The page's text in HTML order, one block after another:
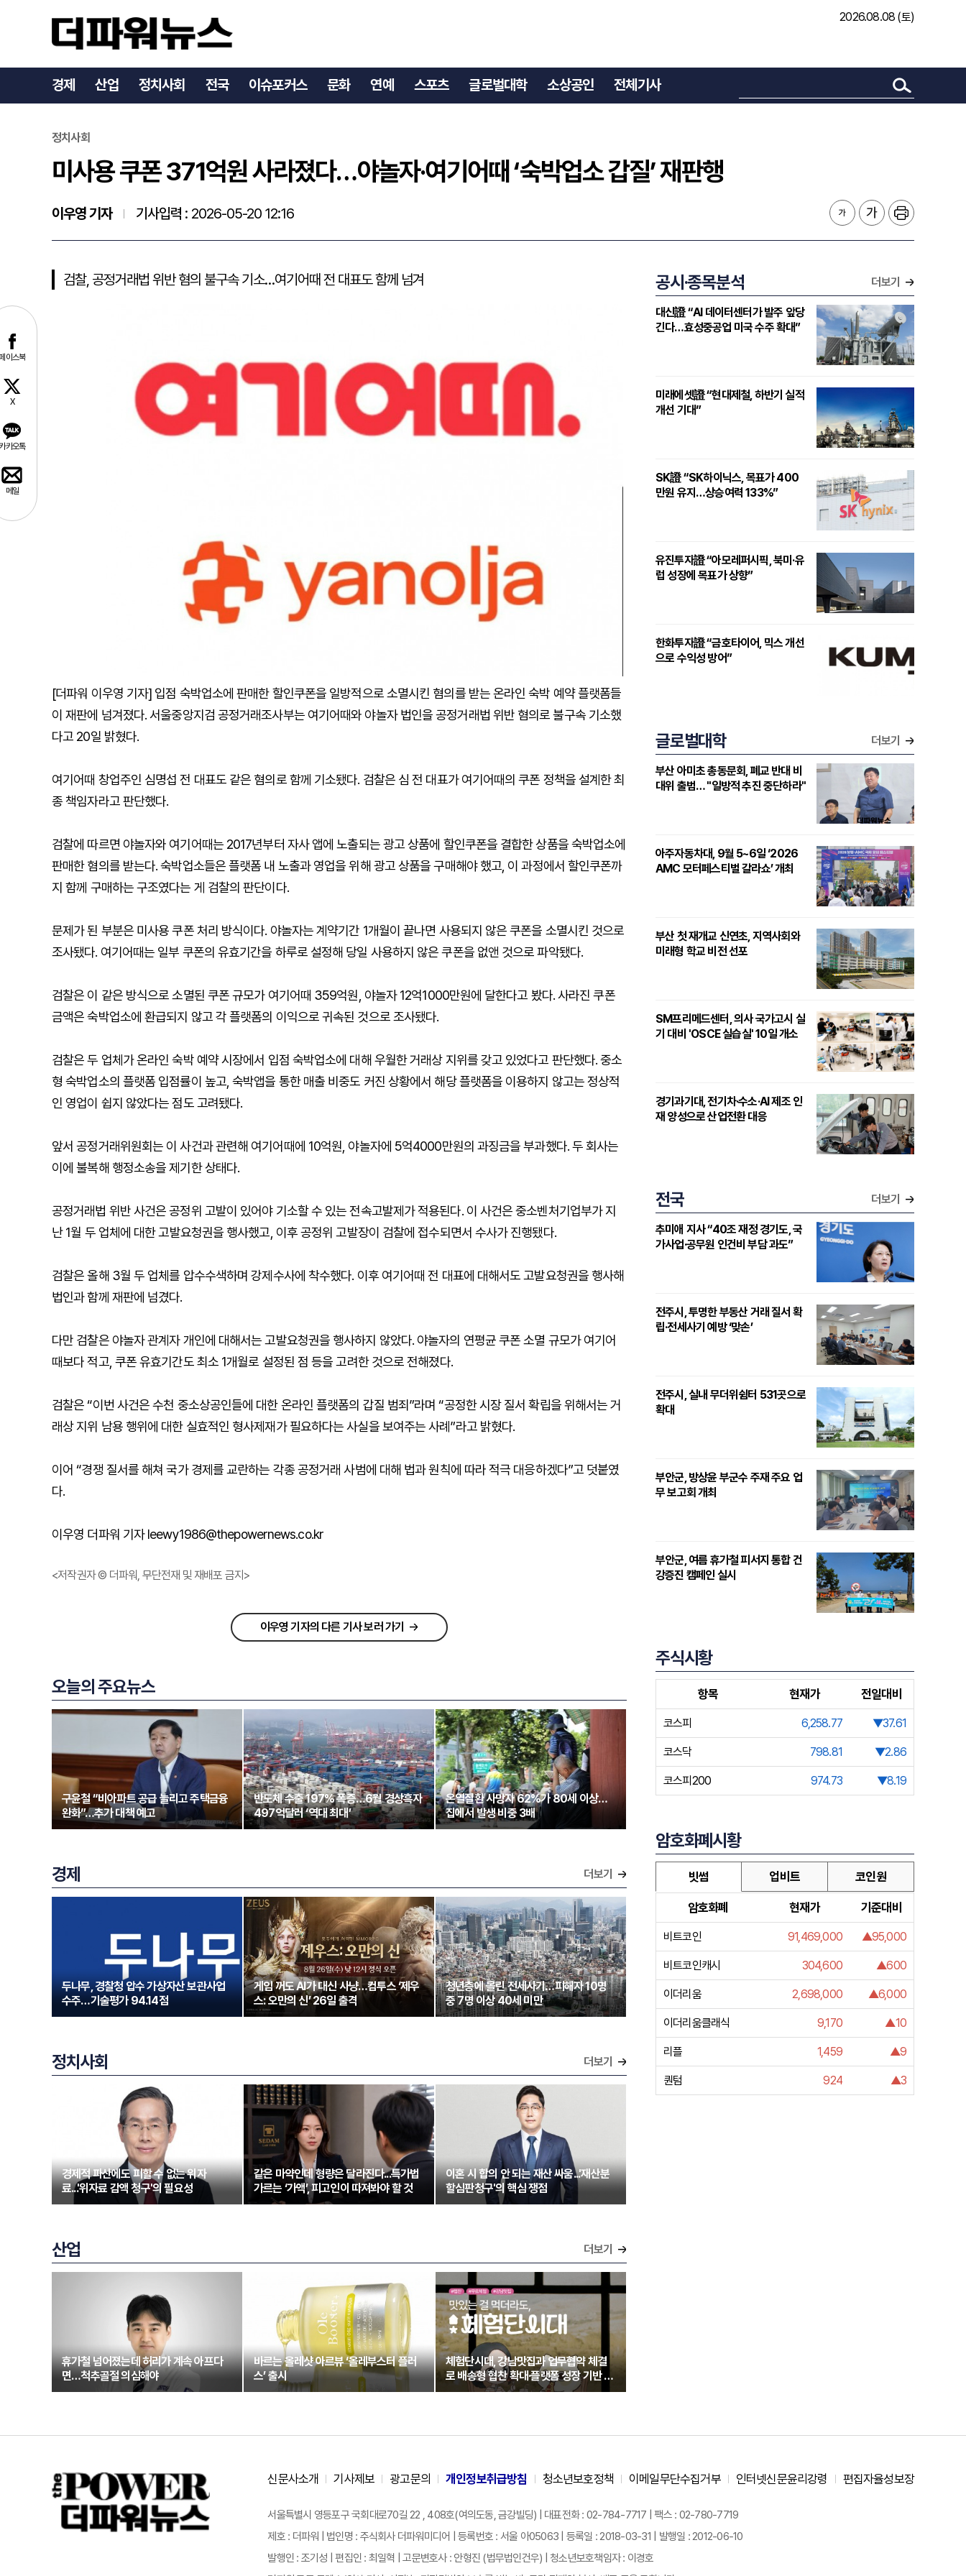
2026.08.08 (토)
경제 산업 정치사회 전국 이슈포커스 문화 연예 스포츠 글로벌대학 소상공인 전체기사
미사용 쿠폰 371억원 사라졌다…야놀자·여기어때 ‘숙박업소 갑질’ 재판행
이스북
X
카오톡
메일
정치사회
미사용 쿠폰 371억원 사라졌다…야놀자·여기어때 ‘숙박업소 갑질’ 재판행
이우영 기자 기사입력 : 2026-05-20 12:16
검찰, 공정거래법 위반 혐의 불구속 기소…여기어때 전 대표도 함께 넘겨
[더파워 이우영 기자] 입점 숙박업소에 판매한 할인쿠폰을 일방적으로 소멸시킨 혐의를 받는 온라인 숙박 예약 플랫폼들
이 재판에 넘겨졌다. 서울중앙지검 공정거래조사부는 여기어때와 야놀자 법인을 공정거래법 위반 혐의로 불구속 기소했
다고 20일 밝혔다.
여기어때 창업주인 심명섭 전 대표도 같은 혐의로 함께 기소됐다. 검찰은 심 전 대표가 여기어때의 쿠폰 정책을 설계한 최
종 책임자라고 판단했다.
검찰에 따르면 야놀자와 여기어때는 2017년부터 자사 앱에 노출되는 광고 상품에 할인쿠폰을 결합한 상품을 숙박업소에
판매한 혐의를 받는다. 숙박업소들은 플랫폼 내 노출과 영업을 위해 광고 상품을 구매해야 했고, 이 과정에서 할인쿠폰까
지 함께 구매하는 구조였다는 게 검찰의 판단이다.
문제가 된 부분은 미사용 쿠폰 처리 방식이다. 야놀자는 계약기간 1개월이 끝나면 사용되지 않은 쿠폰을 소멸시킨 것으로
조사됐다. 여기어때는 일부 쿠폰의 유효기간을 하루로 설정해 당일 사용하지 않은 쿠폰을 없앤 것으로 파악됐다.
검찰은 이 같은 방식으로 소멸된 쿠폰 규모가 여기어때 359억원, 야놀자 12억1000만원에 달한다고 봤다. 사라진 쿠폰
금액은 숙박업소에 환급되지 않고 각 플랫폼의 이익으로 귀속된 것으로 조사됐다.
검찰은 두 업체가 온라인 숙박 예약 시장에서 입점 숙박업소에 대해 우월한 거래상 지위를 갖고 있었다고 판단했다. 중소
형 숙박업소의 플랫폼 입점률이 높고, 숙박앱을 통한 매출 비중도 커진 상황에서 해당 플랫폼을 이용하지 않고는 정상적
인 영업이 쉽지 않았다는 점도 고려됐다.
앞서 공정거래위원회는 이 사건과 관련해 여기어때에 10억원, 야놀자에 5억4000만원의 과징금을 부과했다. 두 회사는
이에 불복해 행정소송을 제기한 상태다.
공정거래법 위반 사건은 공정위 고발이 있어야 기소할 수 있는 전속고발제가 적용된다. 이 사건은 중소벤처기업부가 지
난 1월 두 업체에 대한 고발요청권을 행사했고, 이후 공정위 고발장이 검찰에 접수되면서 수사가 진행됐다.
검찰은 올해 3월 두 업체를 압수수색하며 강제수사에 착수했다. 이후 여기어때 전 대표에 대해서도 고발요청권을 행사해
법인과 함께 재판에 넘겼다.
다만 검찰은 야놀자 관계자 개인에 대해서는 고발요청권을 행사하지 않았다. 야놀자의 연평균 쿠폰 소멸 규모가 여기어
때보다 적고, 쿠폰 유효기간도 최소 1개월로 설정된 점 등을 고려한 것으로 전해졌다.
검찰은 “이번 사건은 수천 중소상공인들에 대한 온라인 플랫폼의 갑질 범죄”라며 “공정한 시장 질서 확립을 위해서는 거
래상 지위 남용 행위에 대한 실효적인 형사제재가 필요하다는 사실을 보여주는 사례”라고 밝혔다.
이어 “경쟁 질서를 해쳐 국가 경제를 교란하는 각종 공정거래 사범에 대해 법과 원칙에 따라 적극 대응하겠다”고 덧붙였
다.
이우영 더파워 기자 leewy1986@thepowernews.co.kr
<저작권자 © 더파워, 무단전재 및 재배포 금지>
이우영 기자의 다른 기사 보러 가기
오늘의 주요뉴스
구윤철 “비아파트 공급 늘리고 주택금융
완화”…추가 대책 예고
반도체 수출 197% 폭증…6월 경상흑자
497억달러 ‘역대 최대’
온열질환 사망자 62%가 80세 이상…
집에서 발생 비중 3배
경제 더보기
두나무, 경찰청 압수 가상자산 보관사업
수주…기술평가 94.14점
게임 꺼도 AI가 대신 사냥…컴투스 ‘제우
스: 오만의 신’ 26일 출격
청년층에 몰린 전세사기…피해자 10명
중 7명 이상 40세 미만
정치사회 더보기
경제적 파산에도 피할 수 없는 위자
료...'위자료 감액 청구'의 필요성
같은 마약인데 형량은 달라진다...특가법
가르는 ‘가액’, 피고인이 따져봐야 할 것
이혼 시 합의 안 되는 재산 싸움...'재산분
할심판청구'의 핵심 쟁점
산업 더보기
휴가철 넘어졌는데 허리가 계속 아프다
면…척추골절 의심해야
바르는 올레샷 아르뷰 ‘올레부스터 플러
스’ 출시
체험단시대, 강남맛집과 업무협약 체결
로 배송형 협찬 확대·플랫폼 성장 기반 강
화
공시·종목분석 더보기
대신證 “AI 데이터센터가 발주 앞당
긴다…효성중공업 미국 수주 확대”
미래에셋證 “현대제철, 하반기 실적
개선 기대”
SK證 “SK하이닉스, 목표가 400
만원 유지…상승여력 133%”
유진투자證 “아모레퍼시픽, 북미·유
럽 성장에 목표가 상향”
한화투자證 “금호타이어, 믹스 개선
으로 수익성 방어”
글로벌대학 더보기
부산 아미초 총동문회, 폐교 반대 비
대위 출범… "일방적 추진 중단하라"
아주자동차대, 9월 5~6일 ‘2026
AMC 모터페스티벌 갈라쇼’ 개최
부산 첫 재개교 신연초, 지역사회와
미래형 학교 비전 선포
SM프리메드센터, 의사 국가고시 실
기 대비 'OSCE 실습실' 10일 개소
경기과기대, 전기차·수소·AI 제조 인
재 양성으로 산업전환 대응
전국 더보기
추미애 지사 “40조 재정 경기도, 국
가사업·공무원 인건비 부담 과도”
전주시, 투명한 부동산 거래 질서 확
립·전세사기 예방 ‘맞손’
전주시, 실내 무더위쉼터 531곳으로
확대
부안군, 방상윤 부군수 주재 주요 업
무 보고회 개최
부안군, 여름 휴가철 피서지 통합 건
강증진 캠페인 실시
주식시황
항목 현재가 전일대비
코스피 6,258.77 ▼37.61
코스닥 798.81 ▼2.86
코스피200 974.73 ▼8.19
암호화폐시황
빗썸 업비트 코인원
암호화폐 현재가 기준대비
비트코인 91,469,000 ▲95,000
비트코인캐시 304,600 ▲600
이더리움 2,698,000 ▲6,000
이더리움클래식 9,170 ▲10
리플 1,459 ▲9
퀀텀 924 ▲3
신문사소개 기사제보 광고문의 개인정보취급방침 청소년보호정책 이메일무단수집거부 인터넷신문윤리강령 편집자율성보장
서울특별시 영등포구 국회대로70길 22 , 408호(여의도동, 금강빌딩) | 대표전화 : 02-784-7717 | 팩스 : 02-780-7719
제호 : 더파워 | 법인명 : 주식회사 더파워미디어 | 등록번호 : 서울 아05063 | 등록일 : 2018-03-31 | 발행일 : 2012-06-10
발행인 : 조기성 | 편집인 : 최일혁 | 고문변호사 : 안형진 (법무법인건우) | 청소년보호책임자 : 이경호